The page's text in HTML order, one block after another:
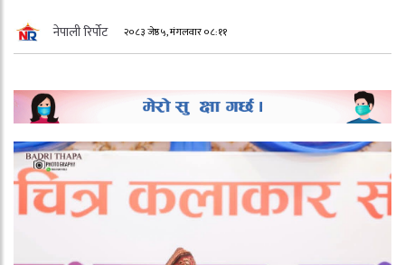
नेपाली रिर्पोट २०८३ जेष्ठ ५, मंगलवार ०८:११